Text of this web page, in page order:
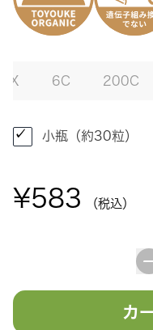
6C 200C
小瓶（約30粒）
¥583 （税込）
カ